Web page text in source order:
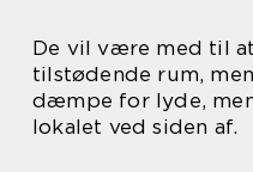
De vil være med til
tilstødende rum,
dæmpe for lyde,
lokalet ved siden af.